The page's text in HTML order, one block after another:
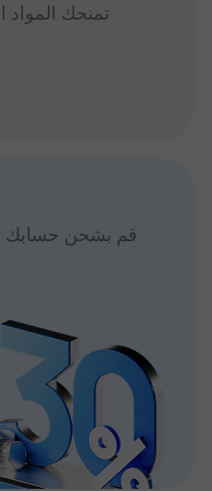
تمنحك المواد